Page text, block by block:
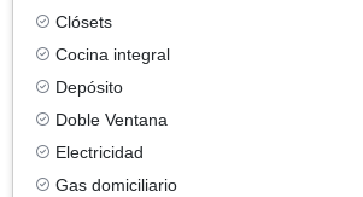
Clósets
Cocina integral
Depósito
Doble Ventana
Electricidad
Gas domiciliario